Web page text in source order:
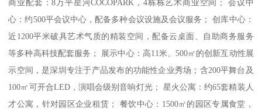
商业配套：8万平星河COCOPARK，4栋栋艺术商业空间； 会议中
心：约500平会议中心，配备多种会议设施及会议服务； 创库中心：
近1200平米破具艺术气质的精装空间，配备云桌面、自助商务服务
等多种高科技配套服务； 展示中心：高11米、500㎡的创新互动性展
示空间，是深圳专注于产品发布的功能性企业秀场；含200平舞台及
100㎡可开合LED，演唱会级别音响灯光； 星火公寓：约65套精装人
才公寓，针对园区企业租赁； 餐饮中心：1500㎡的园区专属食堂，